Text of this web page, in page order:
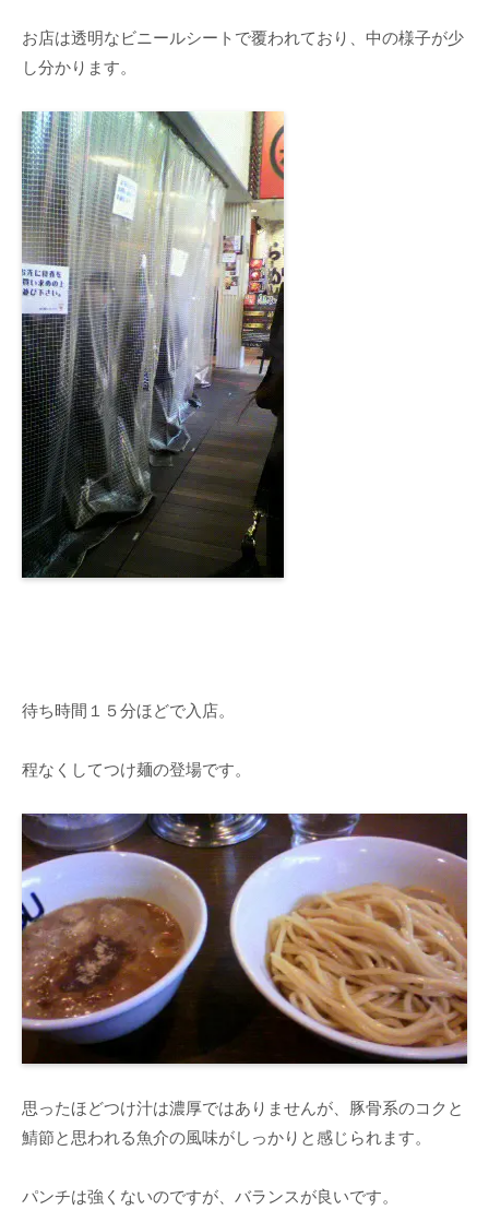
お店は透明なビニールシートで覆われており、中の様子が少
し分かります。
待ち時間１５分ほどで入店。
程なくしてつけ麺の登場です。
思ったほどつけ汁は濃厚ではありませんが、豚骨系のコクと
鯖節と思われる魚介の風味がしっかりと感じられます。
パンチは強くないのですが、バランスが良いです。